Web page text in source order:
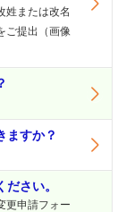
姓または改名
ご提出（画像
ますか？
さい。
更申請フォー